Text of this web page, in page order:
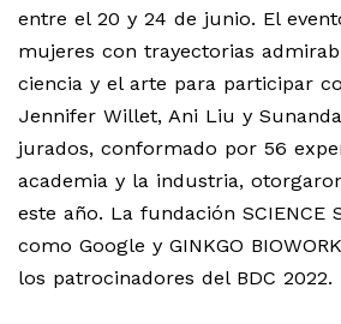
entre el 20 y 24 de junio. El
mujeres con trayectorias
ciencia y el arte para participar
Jennifer Willet, Ani Liu y
jurados, conformado por 56
academia y la industria,
este año. La fundación SCIENCE
como Google y GINKGO
los patrocinadores del BDC 2022.